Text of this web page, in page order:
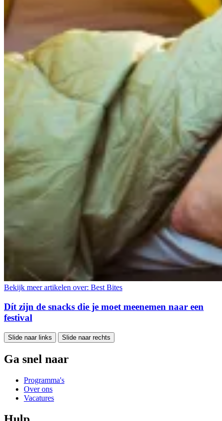
Bekijk meer artikelen over: Best Bites
Dít zijn de snacks die je moet meenemen naar een
festival
Slide naar links Slide naar rechts
Ga snel naar
Programma's
Over ons
Vacatures